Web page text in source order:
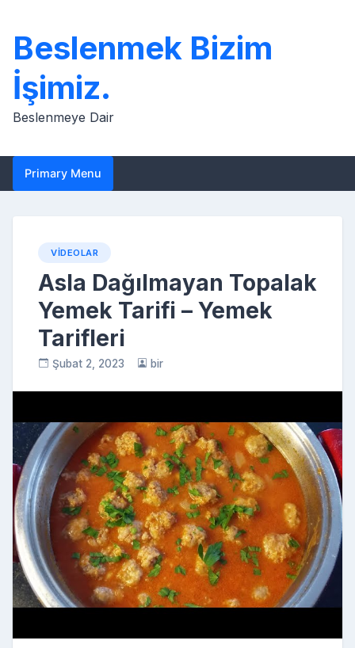
content
Beslenmek Bizim
İşimiz.
Beslenmeye Dair
Primary Menu
VIDEOLAR
Asla Dağılmayan Topalak
Yemek Tarifi – Yemek
Tarifleri
Şubat 2, 2023 bir